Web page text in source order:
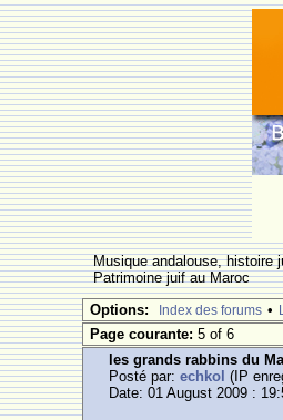
Musique andalouse, histoire
Patrimoine juif au Maroc
Options: Index des forums •
Page courante:5 of 6
les grands rabbins du
Posté par:echkol (IP
Date: 01 August 2009 :